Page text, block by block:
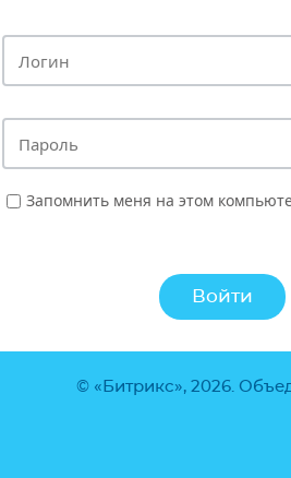
Запомнить меня на этом
© «Битрикс», 2026.